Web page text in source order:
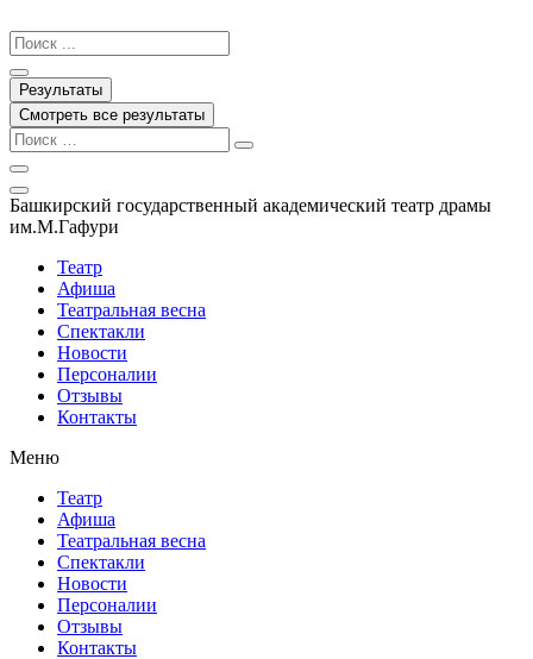
к
содержимому
Search
...
Результаты
Смотреть все результаты
Башкирский государственный академический театр драмы
им.М.Гафури
Театр
Афиша
Театральная весна
Спектакли
Новости
Персоналии
Отзывы
Контакты
Меню
Театр
Афиша
Театральная весна
Спектакли
Новости
Персоналии
Отзывы
Контакты